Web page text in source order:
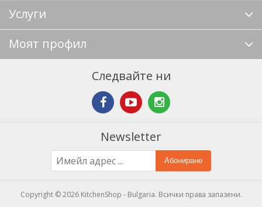
Услуги
Моят профил
Следвайте ни
Newsletter
Абониране
Copyright © 2026 KitchenShop - Bulgaria. Всички права запазени.